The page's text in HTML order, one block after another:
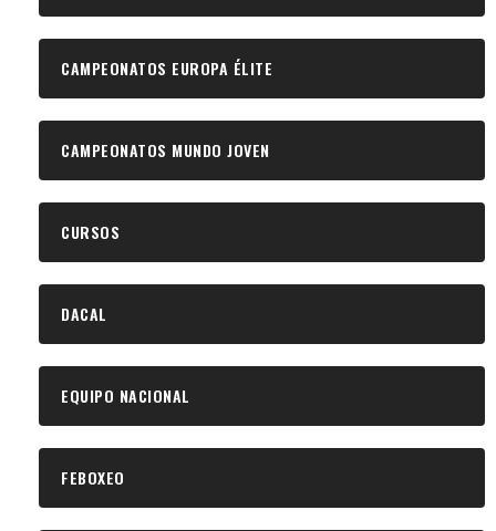
CAMPEONATOS EUROPA ÉLITE
CAMPEONATOS MUNDO JOVEN
CURSOS
DACAL
EQUIPO NACIONAL
FEBOXEO